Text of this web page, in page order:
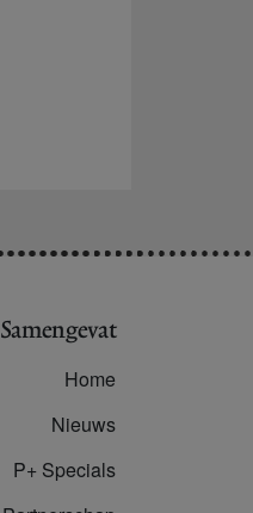
Samengevat
Home
Nieuws
P+ Specials